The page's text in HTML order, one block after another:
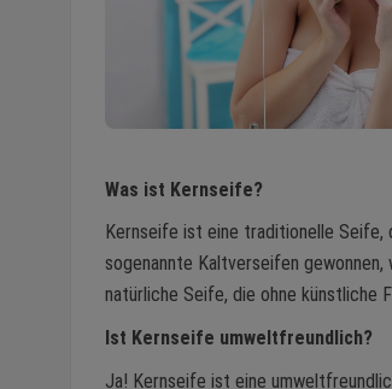
Was ist Kernseife?
Kernseife ist eine traditionelle
sogenannte Kaltverseifen
natürliche Seife, die ohne künstliche
Ist Kernseife umweltfreundlich?
Ja! Kernseife ist eine